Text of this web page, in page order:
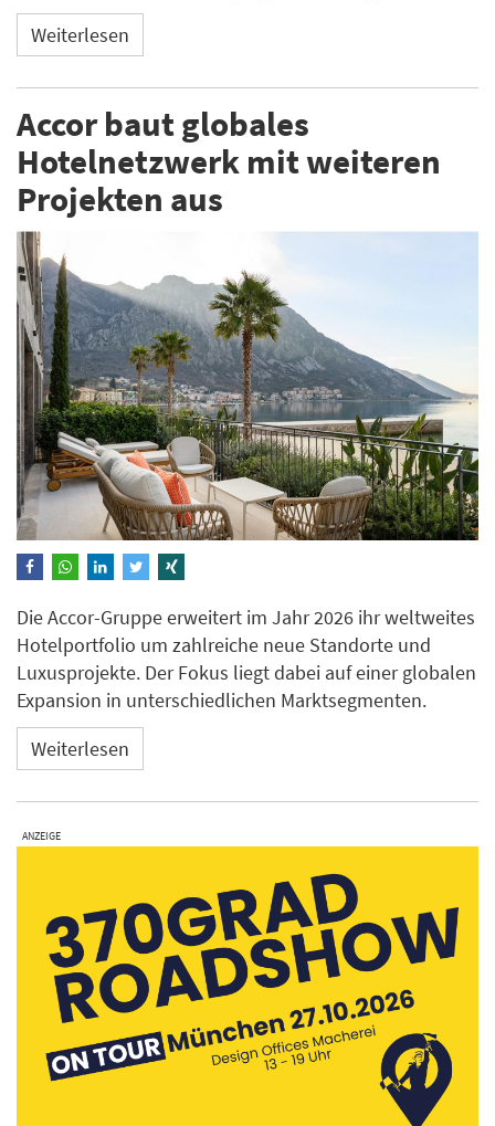
Weiterlesen
Accor baut globales
Hotelnetzwerk mit weiteren
Projekten aus
Die Accor-Gruppe erweitert im Jahr 2026 ihr weltweites
Hotelportfolio um zahlreiche neue Standorte und
Luxusprojekte. Der Fokus liegt dabei auf einer globalen
Expansion in unterschiedlichen Marktsegmenten.
Weiterlesen
ANZEIGE